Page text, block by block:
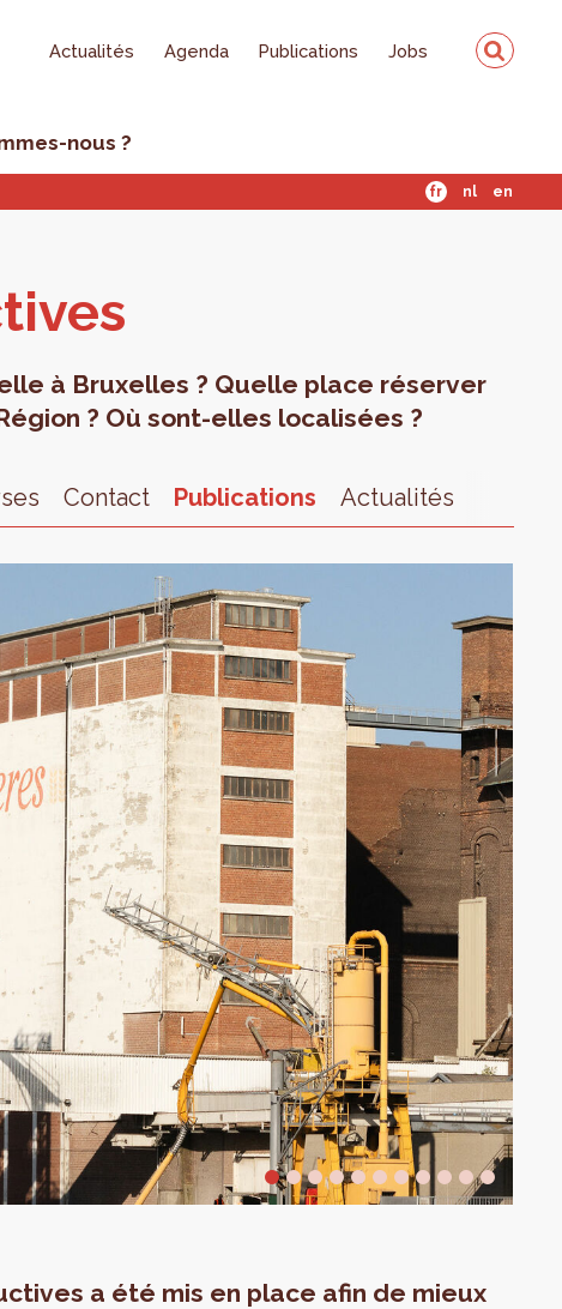
Actualités Agenda Publications Jobs
nous ?
fr nl en
à Bruxelles ? Quelle place réserver
? Où sont-elles localisées ?
Contact Publications Actualités
a été mis en place afin de mieux